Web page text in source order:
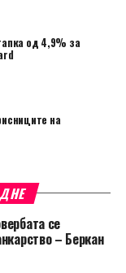
од 4,9% за
на
се
– Беркан